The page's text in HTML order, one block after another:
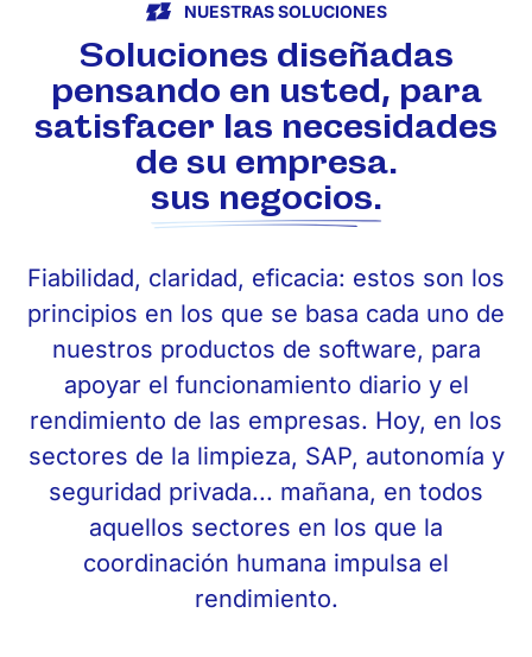
NUESTRAS SOLUCIONES
Soluciones diseñadas
pensando en usted, para
satisfacer las necesidades
de su empresa.
sus negocios.
Fiabilidad, claridad, eficacia: estos son los
principios en los que se basa cada uno de
nuestros productos de software, para
apoyar el funcionamiento diario y el
rendimiento de las empresas. Hoy, en los
sectores de la limpieza, SAP, autonomía y
seguridad privada... mañana, en todos
aquellos sectores en los que la
coordinación humana impulsa el
rendimiento.